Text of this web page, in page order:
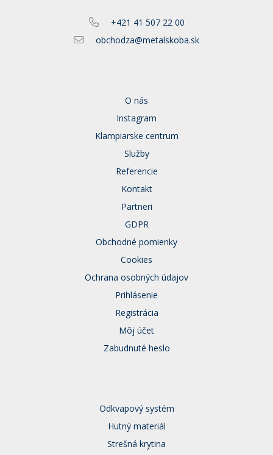
+421 41 507 22 00
obchodza@metalskoba.sk
O nás
Instagram
Klampiarske centrum
Služby
Referencie
Kontakt
Partneri
GDPR
Obchodné pomienky
Cookies
Ochrana osobných údajov
Prihlásenie
Registrácia
Môj účet
Zabudnuté heslo
Odkvapový systém
Hutný materiál
Strešná krytina